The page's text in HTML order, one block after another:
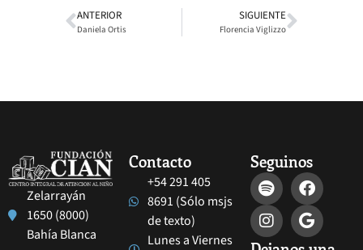
ANTERIOR
Daniela Ortis
SIGUIENTE
Florencia Viglizzo
Zelarrayán
1650 (8000)
Bahía Blanca
Contacto
+54 291 405
8691 (Sólo msjs
de texto)
Lunes a Viernes
Seguinos